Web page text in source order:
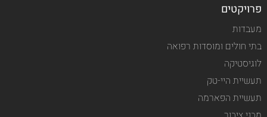
פרויקטים
מעבדות
בתי חולים ומוסדות רפואה
לוגיסטיקה
תעשיית היי-טק
תעשיית הפארמה